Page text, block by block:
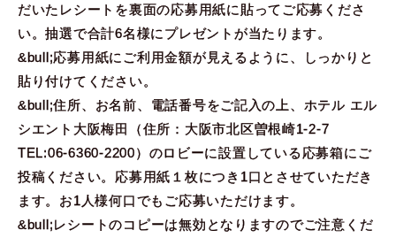
だいたレシートを裏面の応募用紙に貼ってご応募くださ
い。抽選で合計6名様にプレゼントが当たります。
&bull;応募用紙にご利用金額が見えるように、しっかりと
貼り付けてください。
&bull;住所、お名前、電話番号をご記入の上、ホテル エル
シエント大阪梅田（住所：大阪市北区曽根崎1-2-7
TEL:06-6360-2200）のロビーに設置している応募箱にご
投稿ください。応募用紙１枚につき1口とさせていただき
ます。お1人様何口でもご応募いただけます。
&bull;レシートのコピーは無効となりますのでご注意くだ